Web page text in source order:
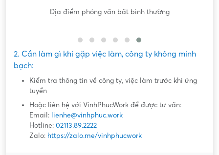
Địa điểm phỏng vấn bất bình thường
2. Cần làm gì khi gặp việc làm, công ty không minh
bạch:
Kiểm tra thông tin về công ty, việc làm trước khi ứng
tuyển
Hoặc liên hệ với VinhPhucWork để được tư vấn:
Email: lienhe@vinhphuc.work
Hotline: 02113.89.2222
Zalo: https://zalo.me/vinhphucwork